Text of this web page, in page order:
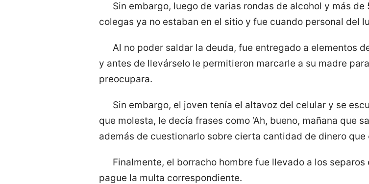
Sin embargo, luego de varias rondas de alcohol y más
colegas ya no estaban en el sitio y fue cuando personal del
Al no poder saldar la deuda, fue entregado a elementos
y antes de llevárselo le permitieron marcarle a su madre
preocupara.
Sin embargo, el joven tenía el altavoz del celular y se
que molesta, le decía frases como ‘Ah, bueno, mañana que
además de cuestionarlo sobre cierta cantidad de dinero que
Finalmente, el borracho hombre fue llevado a los
pague la multa correspondiente.